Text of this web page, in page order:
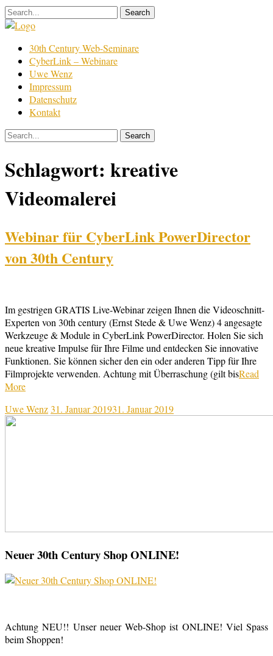
Skip
to
Film
Bearbeitung
30th Century Web-Seminare
CyberLink – Webinare
Uwe Wenz
Impressum
Datenschutz
Kontakt
Schlagwort: kreative
Videomalerei
Webinar für CyberLink PowerDirector
von 30th Century
Im gestrigen GRATIS Live-Webinar zeigen Ihnen die Videoschnitt-
Experten von 30th century (Ernst Stede & Uwe Wenz) 4 angesagte
Werkzeuge & Module in CyberLink PowerDirector. Holen Sie sich
neue kreative Impulse für Ihre Filme und entdecken Sie innovative
Funktionen. Sie können sicher den ein oder anderen Tipp für Ihre
Filmprojekte verwenden. Achtung mit Überraschung (gilt bisRead
More
Uwe Wenz31. Januar 201931. Januar 2019
Neuer 30th Century Shop ONLINE!
Achtung NEU!! Unser neuer Web-Shop ist ONLINE! Viel Spass
beim Shoppen!